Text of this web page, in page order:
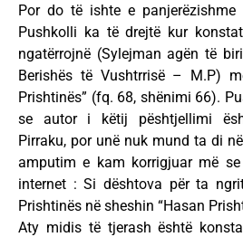
Por do të ishte e
Pushkolli ka të drejtë kur
ngatërrojnë (Sylejman agën të
Berishës të Vushtrrisë – M.P)
Prishtinës” (fq. 68, shënimi 66).
se autor i këtij pështjellimi
Pirraku, por unë nuk mund ta di
amputim e kam korrigjuar më se
internet : Si dështova për ta
Prishtinës në sheshin “Hasan
Aty midis të tjerash është